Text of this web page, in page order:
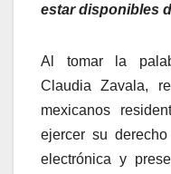
estar disponibles
Al tomar la
Claudia Zavala,
mexicanos
ejercer su
electrónica y